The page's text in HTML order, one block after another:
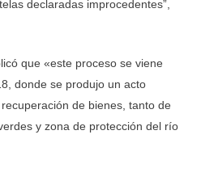
declaradas improcedentes”,
que «este proceso se viene
donde se produjo un acto
de bienes, tanto de
y zona de protección del río